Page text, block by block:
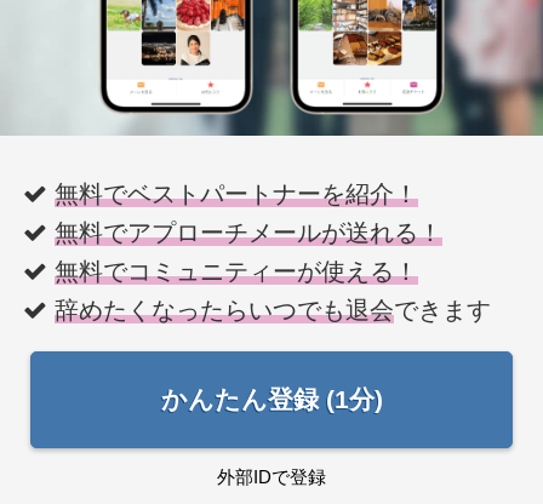
無料でベストパートナーを紹介！
無料でアプローチメールが送れる！
無料でコミュニティーが使える！
辞めたくなったらいつでも退会できます
かんたん登録 (1分)
外部IDで登録